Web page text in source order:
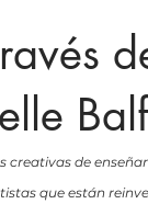
creativas de
que están